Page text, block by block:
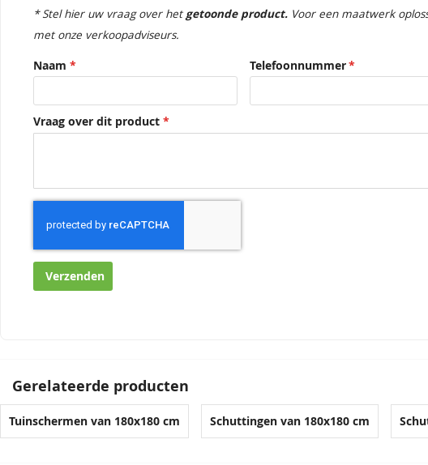
* Stel hier uw vraag over het getoonde product. Voor een maatwerk
met onze verkoopadviseurs.
Naam Telefoonnummer
Vraag over dit product
Verzenden
Gerelateerde producten
Tuinschermen van 180x180 cm Schuttingen van 180x180 cm